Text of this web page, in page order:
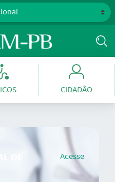
CIDADÃO
DE Acesse